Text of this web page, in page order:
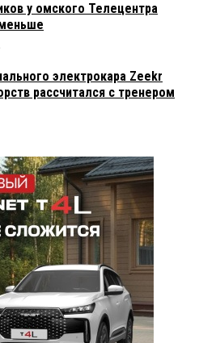
у омского Телецентра
электрокара Zeekr
рассчитался с тренером